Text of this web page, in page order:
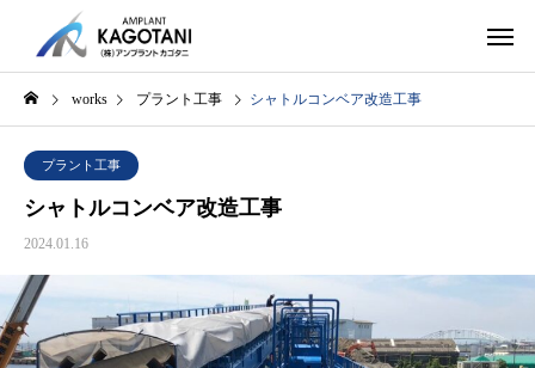
works プラント工事 シャトルコンベア改造工事
プラント工事
シャトルコンベア改造工事
2024.01.16